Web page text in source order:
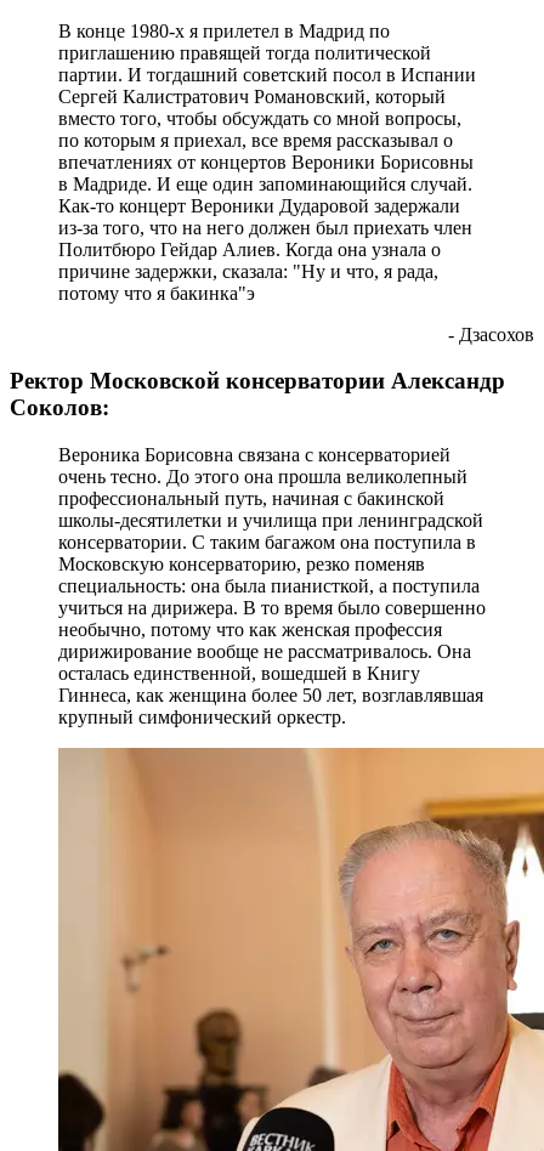
В конце 1980-х я прилетел в Мадрид по
приглашению правящей тогда политической
партии. И тогдашний советский посол в Испании
Сергей Калистратович Романовский, который
вместо того, чтобы обсуждать со мной вопросы,
по которым я приехал, все время рассказывал о
впечатлениях от концертов Вероники Борисовны
в Мадриде. И еще один запоминающийся случай.
Как-то концерт Вероники Дударовой задержали
из-за того, что на него должен был приехать член
Политбюро Гейдар Алиев. Когда она узнала о
причине задержки, сказала: "Ну и что, я рада,
потому что я бакинка"э
- Дзасохов
Ректор Московской консерватории Александр
Соколов:
Вероника Борисовна связана с консерваторией
очень тесно. До этого она прошла великолепный
профессиональный путь, начиная с бакинской
школы-десятилетки и училища при ленинградской
консерватории. С таким багажом она поступила в
Московскую консерваторию, резко поменяв
специальность: она была пианисткой, а поступила
учиться на дирижера. В то время было совершенно
необычно, потому что как женская профессия
дирижирование вообще не рассматривалось. Она
осталась единственной, вошедшей в Книгу
Гиннеса, как женщина более 50 лет, возглавлявшая
крупный симфонический оркестр.